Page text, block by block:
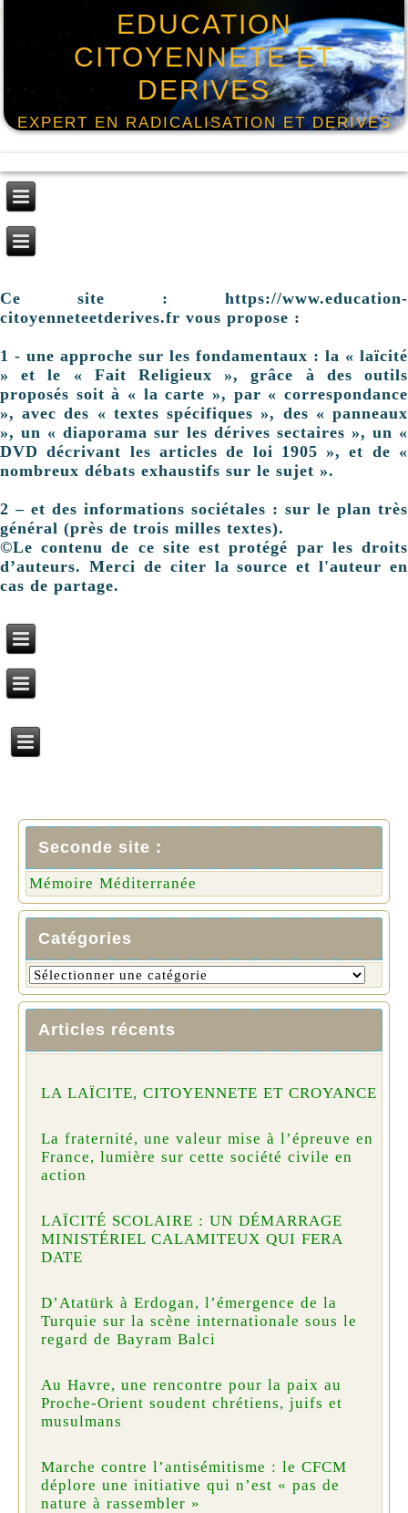
EDUCATION
CITOYENNETE ET
DERIVES
EXPERT EN RADICALISATION ET DERIVES
Ce site : https://www.education-
citoyenneteetderives.fr vous propose :
1 - une approche sur les fondamentaux : la « laïcité
» et le « Fait Religieux », grâce à des outils
proposés soit à « la carte », par « correspondance
», avec des « textes spécifiques », des « panneaux
», un « diaporama sur les dérives sectaires », un «
DVD décrivant les articles de loi 1905 », et de «
nombreux débats exhaustifs sur le sujet ».
2 – et des informations sociétales : sur le plan très
général (près de trois milles textes).
©Le contenu de ce site est protégé par les droits
d’auteurs. Merci de citer la source et l'auteur en
cas de partage.
Seconde site :
Mémoire Méditerranée
Catégories
Articles récents
LA LAÏCITE, CITOYENNETE ET CROYANCE
La fraternité, une valeur mise à l’épreuve en
France, lumière sur cette société civile en
action
LAÏCITÉ SCOLAIRE : UN DÉMARRAGE
MINISTÉRIEL CALAMITEUX QUI FERA
DATE
D’Atatürk à Erdogan, l’émergence de la
Turquie sur la scène internationale sous le
regard de Bayram Balci
Au Havre, une rencontre pour la paix au
Proche-Orient soudent chrétiens, juifs et
musulmans
Marche contre l’antisémitisme : le CFCM
déplore une initiative qui n’est « pas de
nature à rassembler »